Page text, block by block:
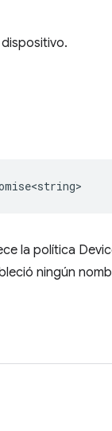
la política
ningún